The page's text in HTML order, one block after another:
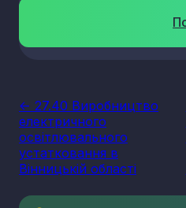
<- 27.40 Виробництво
електричного
освітлювального
устатковання в
Вінницькій області